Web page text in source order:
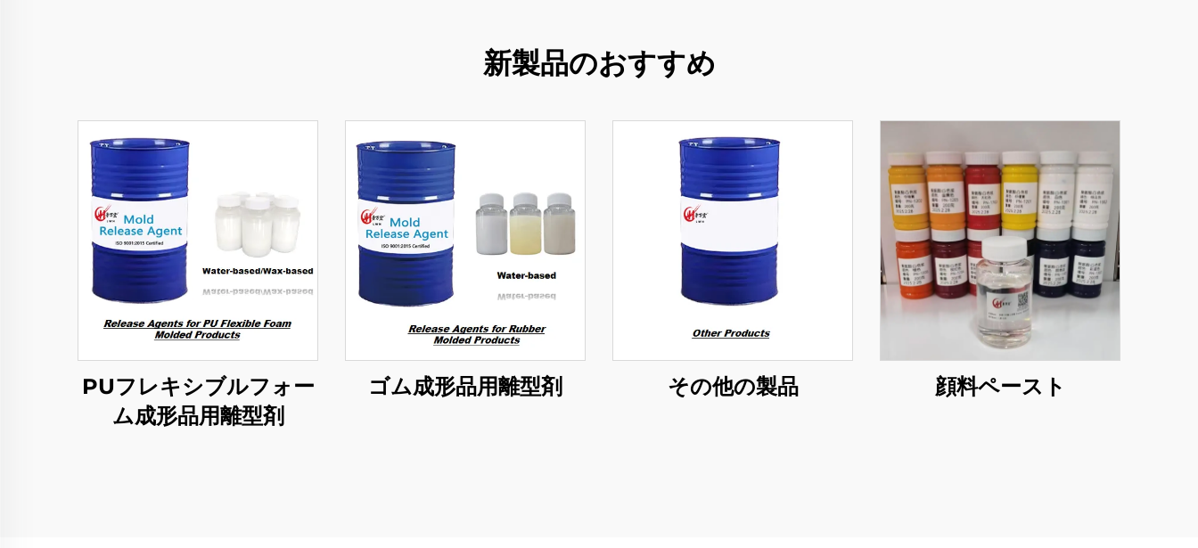
新製品のおすすめ
PUフレキシブルフォー
ム成形品用離型剤
ゴム成形品用離型剤 その他の製品 顔料ペースト